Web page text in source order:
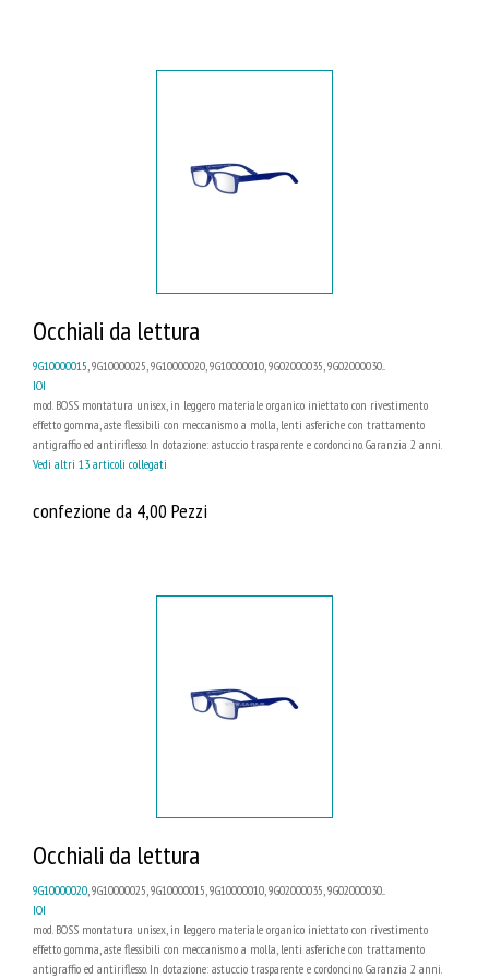
Occhiali da lettura
9G10000015 , 9G10000025, 9G10000020, 9G10000010, 9G02000035, 9G02000030...
IOI
mod. BOSS montatura unisex, in leggero materiale organico iniettato con rivestimento
effetto gomma, aste flessibili con meccanismo a molla, lenti asferiche con trattamento
antigraffio ed antiriflesso. In dotazione: astuccio trasparente e cordoncino. Garanzia 2 anni.
Vedi altri 13 articoli collegati
confezione da 4,00 Pezzi
Occhiali da lettura
9G10000020, 9G10000025, 9G10000015, 9G10000010, 9G02000035, 9G02000030...
IOI
mod. BOSS montatura unisex, in leggero materiale organico iniettato con rivestimento
effetto gomma, aste flessibili con meccanismo a molla, lenti asferiche con trattamento
antigraffio ed antiriflesso. In dotazione: astuccio trasparente e cordoncino. Garanzia 2 anni.